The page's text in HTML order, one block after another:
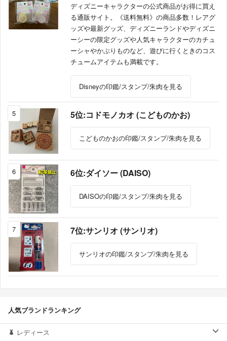
ディズニーキャラクターの公式商品がお得に買え
る通販サイト。《送料無料》の商品多数！レアグ
ッズや最新グッズ、ディズニーランドやディズニ
ーシーの限定グッズや人気キャラクターのカチュ
ーシャやかぶりものなど、遊びに行くときのコス
チュームアイテムも満載です。
Disneyの印鑑/スタンプ/朱肉を見る
5 5位:コドモノカオ (こどものかお)
こどものかおの印鑑/スタンプ/朱肉を見る
6 6位:ダイソー (DAISO)
DAISOの印鑑/スタンプ/朱肉を見る
7 7位:サンリオ (サンリオ)
サンリオの印鑑/スタンプ/朱肉を見る
人気ブランドランキング
レディース